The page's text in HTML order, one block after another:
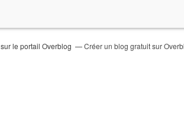
sur le portail Overblog Créer un blog gratuit sur